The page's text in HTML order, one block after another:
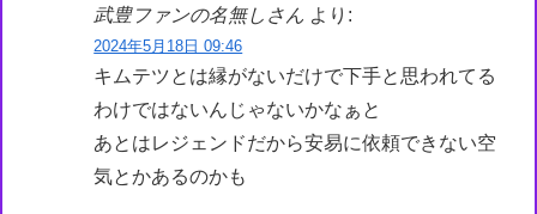
武豊ファンの名無しさん より:
2024年5月18日 09:46
キムテツとは縁がないだけで下手と思われてる
わけではないんじゃないかなぁと
あとはレジェンドだから安易に依頼できない空
気とかあるのかも